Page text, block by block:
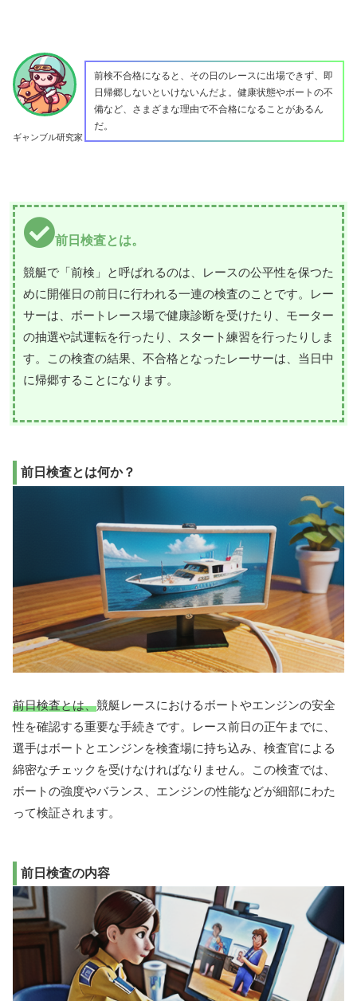
ギャンブル研究家
前検不合格になると、その日のレースに出場できず、即
日帰郷しないといけないんだよ。健康状態やボートの不
備など、さまざまな理由で不合格になることがあるん
だ。
前日検査とは。
競艇で「前検」と呼ばれるのは、レースの公平性を保つた
めに開催日の前日に行われる一連の検査のことです。レー
サーは、ボートレース場で健康診断を受けたり、モーター
の抽選や試運転を行ったり、スタート練習を行ったりしま
す。この検査の結果、不合格となったレーサーは、当日中
に帰郷することになります。
前日検査とは何か？
前日検査とは、競艇レースにおけるボートやエンジンの安全
性を確認する重要な手続きです。レース前日の正午までに、
選手はボートとエンジンを検査場に持ち込み、検査官による
綿密なチェックを受けなければなりません。この検査では、
ボートの強度やバランス、エンジンの性能などが細部にわた
って検証されます。
前日検査の内容